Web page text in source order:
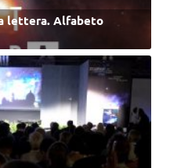
lettera. Alfabeto